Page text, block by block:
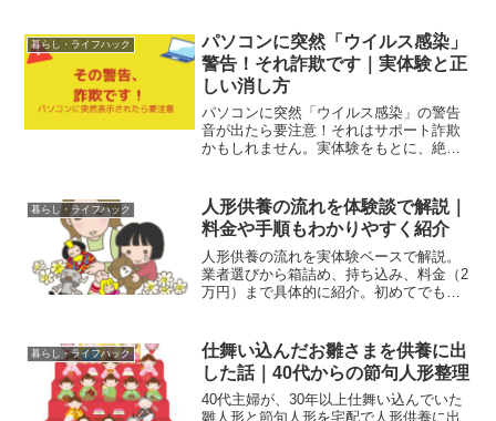
買っとくか」くらいの気持ちで売り場を
のぞいたのですがやたら...
暮らし・ライフハック
パソコンに突然「ウイルス感染」
警告！それ詐欺です｜実体験と正
しい消し方
パソコンに突然「ウイルス感染」の警告
音が出たら要注意！それはサポート詐欺
かもしれません。実体験をもとに、絶対
暮らし・ライフハック
人形供養の流れを体験談で解説｜
料金や手順もわかりやすく紹介
人形供養の流れを実体験ベースで解説。
業者選びから箱詰め、持ち込み、料金（2
万円）まで具体的に紹介。初めてでも迷
暮らし・ライフハック
仕舞い込んだお雛さまを供養に出
した話｜40代からの節句人形整理
40代主婦が、30年以上仕舞い込んでいた
雛人形と節句人形を宅配で人形供養に出